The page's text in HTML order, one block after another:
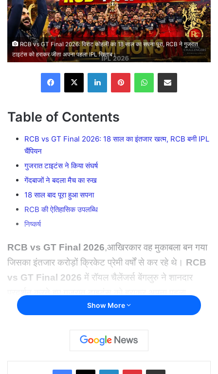
RCB vs GT Final 2026: विराट कोहली का 18 साल का सपना पूरा, RCB ने गुजरात
टाइटंस को हराकर जीता अपना पहला IPL खिताब।
Facebook
X LinkedInPinterestWhatsAppShare via Email
Table of Contents
RCB vs GT Final 2026: 18 साल का इंतजार खत्म, RCB बनी IPL
चैंपियन
गुजरात टाइटंस ने किया संघर्ष
गेंदबाजों ने बदला मैच का रुख
18 साल बाद पूरा हुआ सपना
RCB की ऐतिहासिक उपलब्धि
निष्कर्ष
RCB vs GT Final 2026,आखिरकार वह मुकाबला बन गया
जिसका इंतजार करोड़ों क्रिकेट प्रेमी वर्षों से कर रहे थे। RCB
vs GT Final 2026 में रॉयल चैलेंजर्स बेंगलुरु ने शानदार
इंडियन प्रीमियर लीग
(IPL)खिताब जीत लिया।
अहमदाबाद के खचाखच भरे नरेंद्र मोदी स्टेडियम में खेले गए इस
Show More
Facebook
X LinkedInPinterestShare via Email